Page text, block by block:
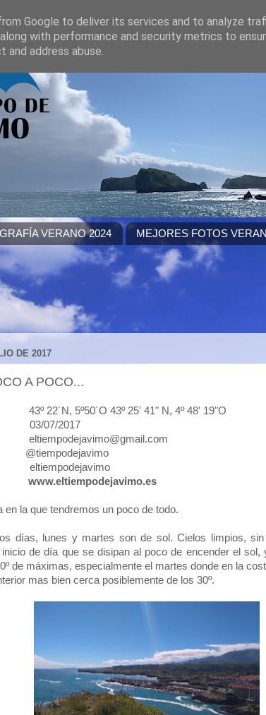
VERANO 2024 MEJORES FOTOS
DE 2017
A POCO...
5º50´O 43º 25' 41" N, 4º 48' 19"O
07/2017
www.eltiempodejavimo.es
en la que tendremos un poco de todo.
días, lunes y martes son de sol. Cielos limpios,
de día que se disipan al poco de encender el sol,
de máximas, especialmente el martes donde en la
mas bien cerca posiblemente de los 30º.
Google to deliver its services and to analyze
with performance and security metrics to
address abuse.